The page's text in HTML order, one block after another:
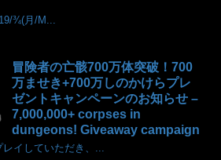
¾(月/M...
冒険者の亡骸700万体突破！700
万ませき+700万しのかけらプレ
ゼントキャンペーンのお知らせ –
7,000,000+ corpses in
dungeons! Giveaway campaign
イしていただき、...